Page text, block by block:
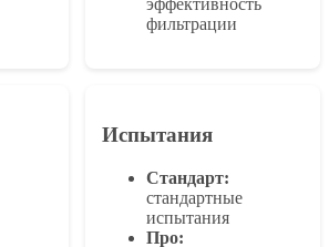
эффективность
фильтрации
Испытания
Стандарт:
стандартные
испытания
Про: